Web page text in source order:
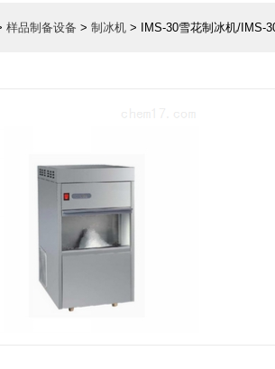
样品制备设备 > 制冰机 > IMS-30雪花制冰机/IMS-